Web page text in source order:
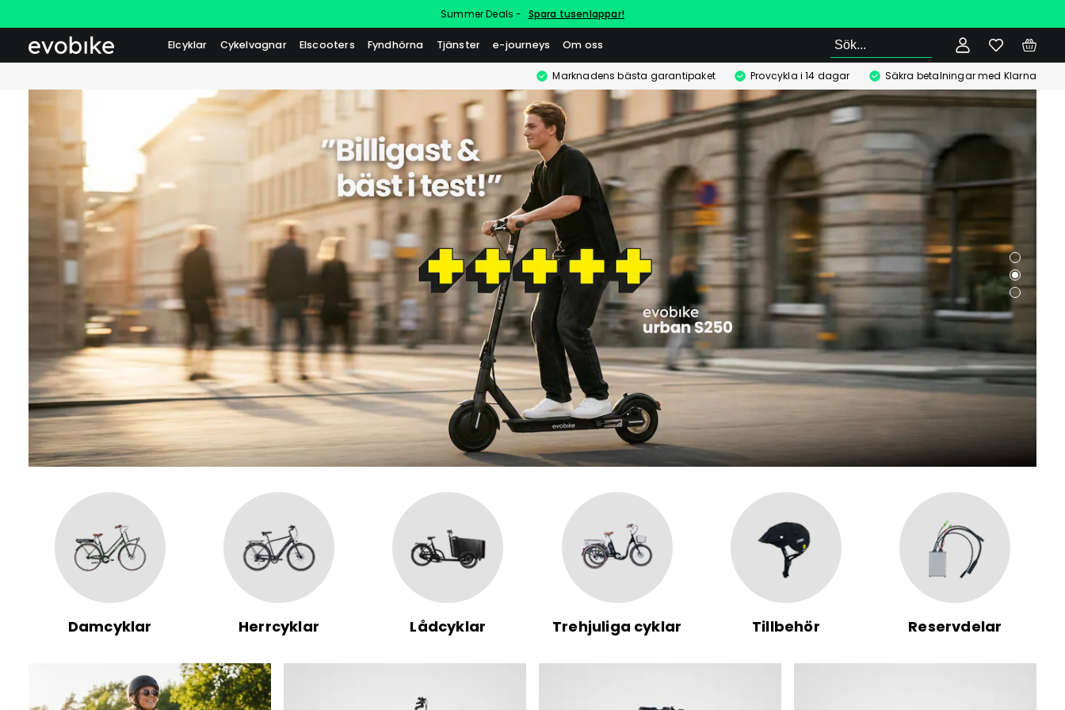
Summer Deals - Spara tusenlappar!
Elcyklar Cykelvagnar Elscooters Fyndhörna Tjänster e-journeys Om oss Sök
Marknadens bästa garantipaket Provcykla i 14 dagar Säkra betalningar med Klarna
Damcyklar Herrcyklar Lådcyklar Trehjuliga cyklar Tillbehör Reservdelar